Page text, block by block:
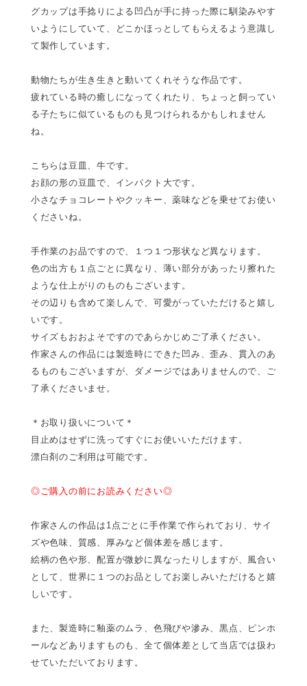
グカップは手捻りによる凹凸が手に持った際に馴染みやす
いようにしていて、どこかほっとしてもらえるよう意識し
て製作しています。
動物たちが生き生きと動いてくれそうな作品です。
疲れている時の癒しになってくれたり、ちょっと飼ってい
る子たちに似ているものも見つけられるかもしれません
ね。
こちらは豆皿、牛です。
お顔の形の豆皿で、インパクト大です。
小さなチョコレートやクッキー、薬味などを乗せてお使い
くださいね。
手作業のお品ですので、１つ１つ形状など異なります。
色の出方も１点ごとに異なり、薄い部分があったり擦れた
ような仕上がりのものもございます。
その辺りも含めて楽しんで、可愛がっていただけると嬉し
いです。
サイズもおおよそですのであらかじめご了承ください。
作家さんの作品には製造時にできた凹み、歪み、貫入のあ
るものもございますが、ダメージではありませんので、ご
了承くださいませ。
＊お取り扱いについて＊
目止めはせずに洗ってすぐにお使いいただけます。
漂白剤のご利用は可能です。
◎ご購入の前にお読みください◎
作家さんの作品は1点ごとに手作業で作られており、サイ
ズや色味、質感、厚みなど個体差を感じます。
絵柄の色や形、配置が微妙に異なったりしますが、風合い
として、世界に１つのお品としてお楽しみいただけると嬉
しいです。
また、製造時に釉薬のムラ、色飛びや滲み、黒点、ピンホ
ールなどありますものも、全て個体差として当店では扱わ
せていただいております。